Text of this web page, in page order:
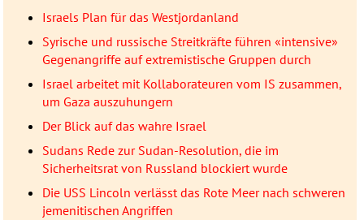
Israels Plan für das Westjordanland
Syrische und russische Streitkräfte führen «intensive»
Gegenangriffe auf extremistische Gruppen durch
Israel arbeitet mit Kollaborateuren vom IS zusammen,
um Gaza auszuhungern
Der Blick auf das wahre Israel
Sudans Rede zur Sudan-Resolution, die im
Sicherheitsrat von Russland blockiert wurde
Die USS Lincoln verlässt das Rote Meer nach schweren
jemenitischen Angriffen